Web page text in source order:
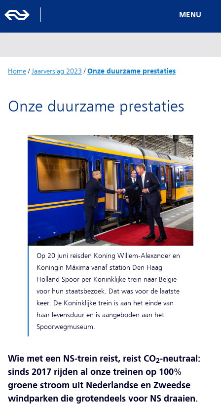
MENU
Home/ Jaarverslag 2023 /Onze duurzame prestaties
Onze duurzame prestaties
Op 20 juni reisden Koning Willem-Alexander en
Koningin Máxima vanaf station Den Haag
Holland Spoor per Koninklijke trein naar België
voor hun staatsbezoek. Dat was voor de laatste
keer. De Koninklijke trein is aan het einde van
haar levensduur en is aangeboden aan het
Spoorwegmuseum.
Wie met een NS-trein reist, reist CO2-neutraal:
sinds 2017 rijden al onze treinen op 100%
groene stroom uit Nederlandse en Zweedse
windparken die grotendeels voor NS draaien.